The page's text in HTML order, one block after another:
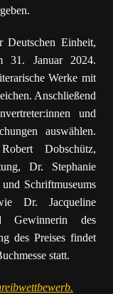
Deutschen Einheit,
31. Januar 2024.
Werke mit
Anschließend
und
auswählen.
Dobschütz,
Dr. Stephanie
Schriftmuseums
Dr. Jacqueline
Gewinnerin des
des Preises findet
statt.